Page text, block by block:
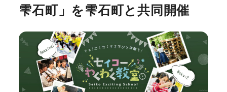
雫石町」を雫石町と共同開催